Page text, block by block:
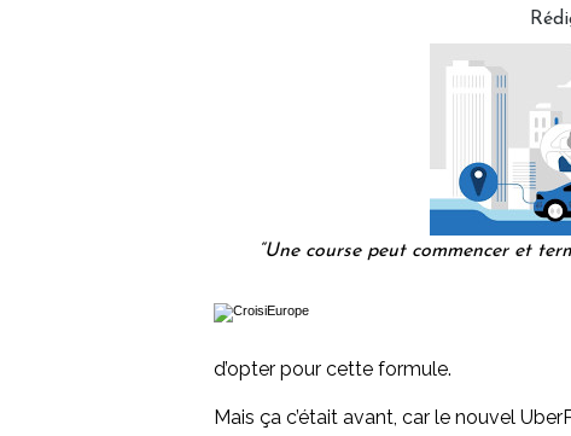
“Une course peut commencer et
d’opter pour cette formule.
Mais ça c’était avant, car le nouvel